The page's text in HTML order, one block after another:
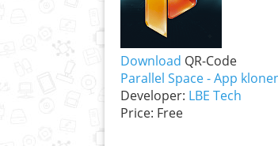
Download QR-Code
Parallel Space - App
Developer: LBE Tech
Price: Free